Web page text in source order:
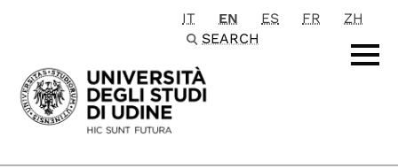
Passa al contenuto principale
IT EN ES FR
ZH
SEARCH